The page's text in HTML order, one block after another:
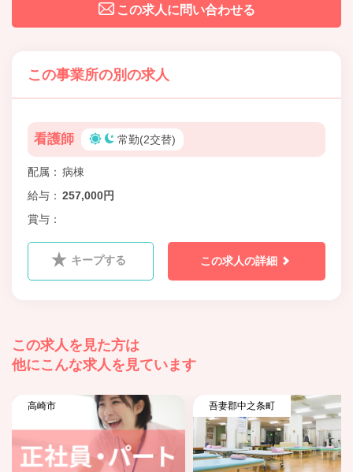
この求人に問い合わせる
この事業所の別の求人
看護師 常勤(2交替)
配属
病棟
給与
257,000円
賞与
キープする この求人の詳細
この求人を見た方は
他にこんな求人を見ています
高崎市 吾妻郡中之条町